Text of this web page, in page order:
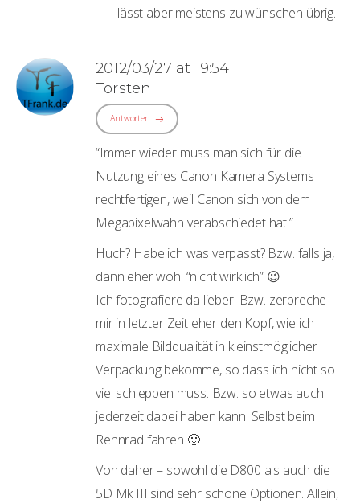
lässt aber meistens zu wünschen übrig.
2012/03/27 at 19:54
Torsten
Antworten
“Immer wieder muss man sich für die
Nutzung eines Canon Kamera Systems
rechtfertigen, weil Canon sich von dem
Megapixelwahn verabschiedet hat.”
Huch? Habe ich was verpasst? Bzw. falls ja,
dann eher wohl “nicht wirklich” 😉
Ich fotografiere da lieber. Bzw. zerbreche
mir in letzter Zeit eher den Kopf, wie ich
maximale Bildqualität in kleinstmöglicher
Verpackung bekomme, so dass ich nicht so
viel schleppen muss. Bzw. so etwas auch
jederzeit dabei haben kann. Selbst beim
Rennrad fahren 🙂
Von daher – sowohl die D800 als auch die
5D Mk III sind sehr schöne Optionen. Allein,